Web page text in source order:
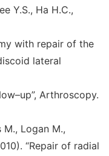
Y.S., Ha H.C.,
with repair of the
lateral
”, Arthroscopy.
M., Logan M.,
“Repair of radial